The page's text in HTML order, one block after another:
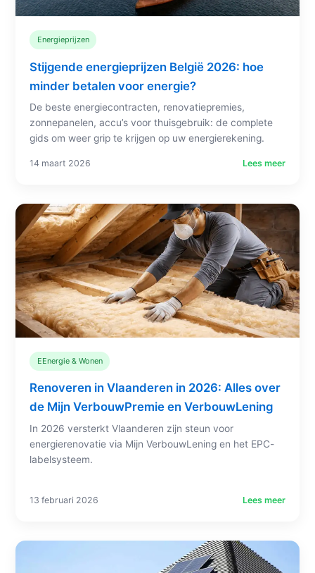
Energieprijzen
Stijgende energieprijzen België 2026: hoe
minder betalen voor energie?
De beste energiecontracten, renovatiepremies,
zonnepanelen, accu’s voor thuisgebruik: de complete
gids om weer grip te krijgen op uw energierekening.
14 maart 2026 Lees meer
EEnergie & Wonen
Renoveren in Vlaanderen in 2026: Alles over
de Mijn VerbouwPremie en VerbouwLening
In 2026 versterkt Vlaanderen zijn steun voor
energierenovatie via Mijn VerbouwLening en het EPC-
labelsysteem.
13 februari 2026 Lees meer